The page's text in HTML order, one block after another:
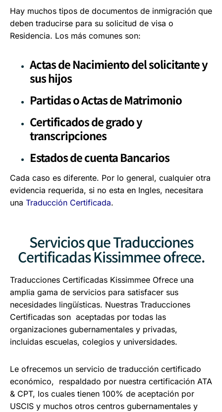
Hay muchos tipos de documentos de inmigración que
deben traducirse para su solicitud de visa o
Residencia. Los más comunes son:
Actas de Nacimiento del solicitante y
sus hijos
Partidas o Actas de Matrimonio
Certificados de grado y
transcripciones
Estados de cuenta Bancarios
Cada caso es diferente. Por lo general, cualquier otra
evidencia requerida, si no esta en Ingles, necesitara
una Traducción Certificada.
Servicios que Traducciones
Certificadas Kissimmee ofrece.
Traducciones Certificadas Kissimmee Ofrece una
amplia gama de servicios para satisfacer sus
necesidades lingüísticas. Nuestras Traducciones
Certificadas son aceptadas por todas las
organizaciones gubernamentales y privadas,
incluidas escuelas, colegios y universidades.
Le ofrecemos un servicio de traducción certificado
económico, respaldado por nuestra certificación ATA
& CPT, los cuales tienen 100% de aceptación por
USCIS y muchos otros centros gubernamentales y